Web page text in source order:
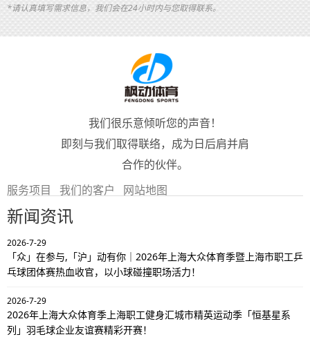
*请认真填写需求信息，我们会在24小时内与您取得联系。
我们很乐意倾听您的声音！
即刻与我们取得联络，成为日后肩并肩
合作的伙伴。
服务项目
我们的客户 网站地图
新闻资讯
2026-7-29
「众」在参与,「沪」动有你｜2026年上海大众体育季暨上海市职工乒
乓球团体赛热血收官，以小球碰撞职场活力！
2026-7-29
2026年上海大众体育季上海职工健身汇城市精英运动季「恒基星系
列」羽毛球企业友谊赛精彩开赛！